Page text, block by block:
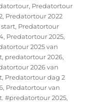
, Predatortour
, Predatortour 2022
, Predatortour
, Predatortour 2025,
2025 van
, predatortour 2026,
2026 van
, Predatortour dag 2
, Predatortour van
#predatortour 2025,